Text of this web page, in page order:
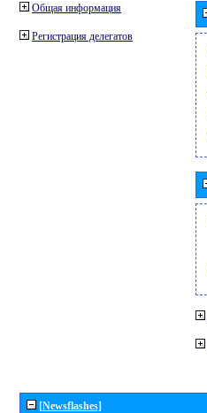
Общая информация
Регистрация делегатов
[Newsflashes]